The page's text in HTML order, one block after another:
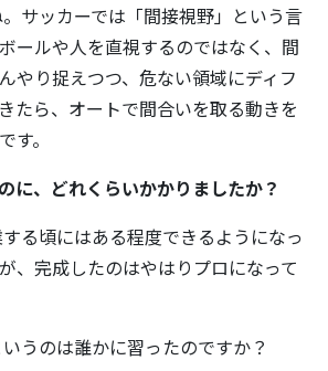
サッカーでは「間接視野」という言
ールや人を直視するのではなく、間
やり捉えつつ、危ない領域にディフ
たら、オートで間合いを取る動きを
す。
に、どれくらいかかりましたか？
る頃にはある程度できるようになっ
、完成したのはやはりプロになって
うのは誰かに習ったのですか？